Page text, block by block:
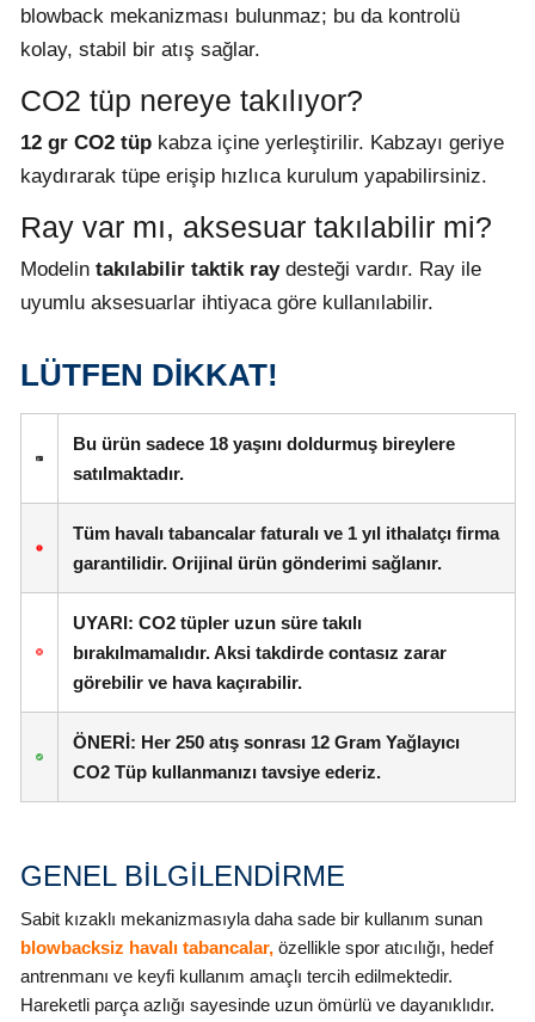
blowback mekanizması bulunmaz; bu da kontrolü
kolay, stabil bir atış sağlar.
CO2 tüp nereye takılıyor?
12 gr CO2 tüpkabza içine yerleştirilir. Kabzayı geriye
kaydırarak tüpe erişip hızlıca kurulum yapabilirsiniz.
Ray var mı, aksesuar takılabilir mi?
Modelin takılabilir taktik raydesteği vardır. Ray ile
uyumlu aksesuarlar ihtiyaca göre kullanılabilir.
LÜTFEN DİKKAT!
Bu ürün sadece 18 yaşını doldurmuş bireylere
satılmaktadır.
Tüm havalı tabancalar faturalı ve 1 yıl ithalatçı firma
garantilidir.Orijinal ürün gönderimi sağlanır.
UYARI: CO2 tüpler uzun süre takılı
bırakılmamalıdır.Aksi takdirde contasız zarar
görebilir ve hava kaçırabilir.
ÖNERİ: Her 250 atışsonrası 12 Gram Yağlayıcı
CO2 Tüpkullanmanızı tavsiye ederiz.
GENEL BİLGİLENDİRME
Sabit kızaklı mekanizmasıyla daha sade bir kullanım sunan
blowbacksiz havalı tabancalar,özellikle spor atıcılığı, hedef
antrenmanı ve keyfi kullanım amaçlı tercih edilmektedir.
Hareketli parça azlığı sayesinde uzun ömürlü ve dayanıklıdır.